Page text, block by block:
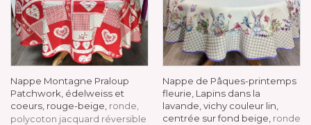
Nappe Montagne Praloup
Patchwork, édelweiss et
coeurs, rouge-beige, ronde,
polycoton jacquard réversible
Nappe de Pâques-printemps
fleurie, Lapins dans la
lavande, vichy couleur lin,
centrée sur fond beige, ronde